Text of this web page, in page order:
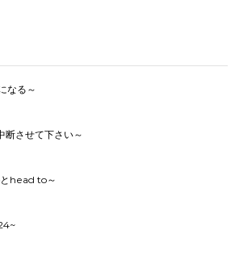
なる～
させて下さい～
head to～